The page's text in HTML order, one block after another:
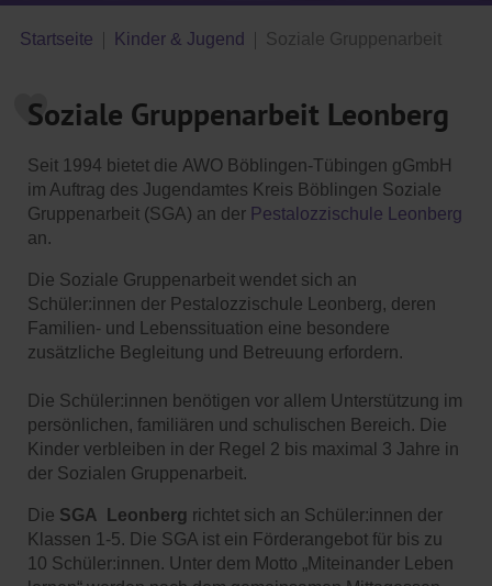
Startseite Kinder & Jugend Soziale Gruppenarbeit
Soziale Gruppenarbeit Leonberg
Seit 1994 bietet die AWO Böblingen-Tübingen gGmbH
im Auftrag des Jugendamtes Kreis Böblingen Soziale
Gruppenarbeit (SGA) an der Pestalozzischule Leonberg
an.
Die Soziale Gruppenarbeit wendet sich an
Schüler:innen der Pestalozzischule Leonberg, deren
Familien- und Lebenssituation eine besondere
zusätzliche Begleitung und Betreuung erfordern.
Die Schüler:innen benötigen vor allem Unterstützung im
persönlichen, familiären und schulischen Bereich. Die
Kinder verbleiben in der Regel 2 bis maximal 3 Jahre in
der Sozialen Gruppenarbeit.
Die SGA Leonberg richtet sich an Schüler:innen der
Klassen 1-5. Die SGA ist ein Förderangebot für bis zu
10 Schüler:innen. Unter dem Motto „Miteinander Leben